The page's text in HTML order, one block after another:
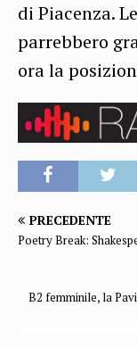
di Piacenza.
parrebbero
ora la
PRECEDENTE
Poetry Break:
B2 femminile, la